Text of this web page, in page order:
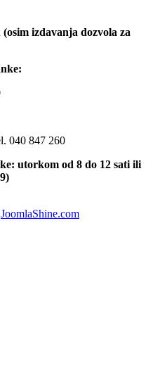
izdavanja dozvola za
040 847 260
utorkom od 8 do 12 sati ili
JoomlaShine.com